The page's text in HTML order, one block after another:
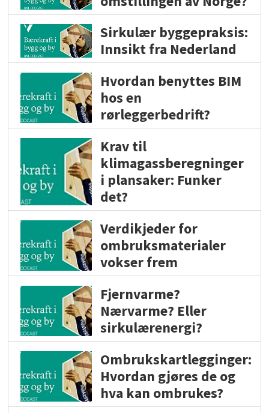
Sirkulær byggepraksis:
Innsikt fra Nederland
Hvordan benyttes BIM
hos en
rørleggerbedrift?
Krav til
klimagassberegninger
i plansaker: Funker
det?
Verdikjeder for
ombruksmaterialer
vokser frem
Fjernvarme?
Nærvarme? Eller
sirkulærenergi?
Ombrukskartlegginger:
Hvordan gjøres de og
hva kan ombrukes?